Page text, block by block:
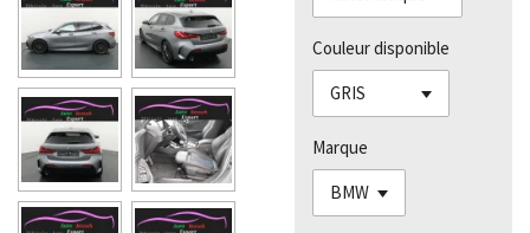
Couleur disponible
Marque